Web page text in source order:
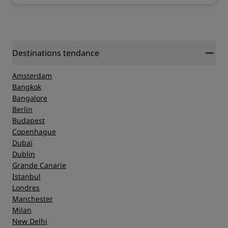
Destinations tendance
Amsterdam
Bangkok
Bangalore
Berlin
Budapest
Copenhague
Dubaï
Dublin
Grande Canarie
Istanbul
Londres
Manchester
Milan
New Delhi